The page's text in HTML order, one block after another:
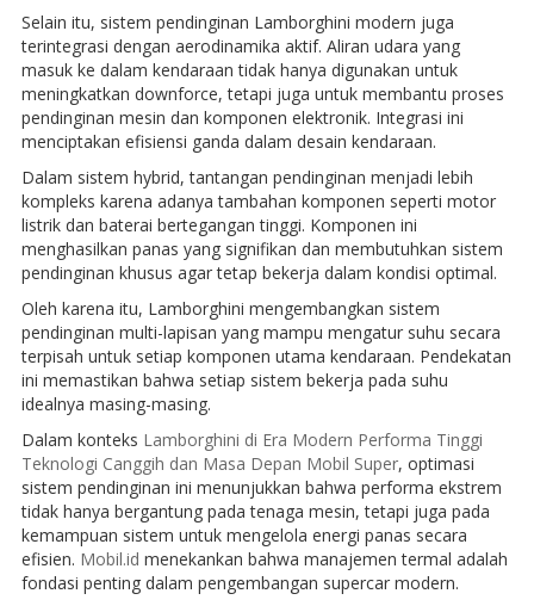
Selain itu, sistem pendinginan Lamborghini modern juga
terintegrasi dengan aerodinamika aktif. Aliran udara yang
masuk ke dalam kendaraan tidak hanya digunakan untuk
meningkatkan downforce, tetapi juga untuk membantu proses
pendinginan mesin dan komponen elektronik. Integrasi ini
menciptakan efisiensi ganda dalam desain kendaraan.
Dalam sistem hybrid, tantangan pendinginan menjadi lebih
kompleks karena adanya tambahan komponen seperti motor
listrik dan baterai bertegangan tinggi. Komponen ini
menghasilkan panas yang signifikan dan membutuhkan sistem
pendinginan khusus agar tetap bekerja dalam kondisi optimal.
Oleh karena itu, Lamborghini mengembangkan sistem
pendinginan multi-lapisan yang mampu mengatur suhu secara
terpisah untuk setiap komponen utama kendaraan. Pendekatan
ini memastikan bahwa setiap sistem bekerja pada suhu
idealnya masing-masing.
Dalam konteks Lamborghini di Era Modern Performa Tinggi
Teknologi Canggih dan Masa Depan Mobil Super, optimasi
sistem pendinginan ini menunjukkan bahwa performa ekstrem
tidak hanya bergantung pada tenaga mesin, tetapi juga pada
kemampuan sistem untuk mengelola energi panas secara
efisien. Mobil.id menekankan bahwa manajemen termal adalah
fondasi penting dalam pengembangan supercar modern.